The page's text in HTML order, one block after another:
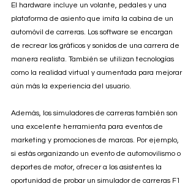
El hardware incluye un volante, pedales y una
plataforma de asiento que imita la cabina de un
automóvil de carreras. Los software se encargan
de recrear los gráficos y sonidos de una carrera de
manera realista. También se utilizan tecnologías
como la realidad virtual y aumentada para mejorar
aún más la experiencia del usuario.
Además, los simuladores de carreras también son
una excelente herramienta para eventos de
marketing y promociones de marcas. Por ejemplo,
si estás organizando un evento de automovilismo o
deportes de motor, ofrecer a los asistentes la
oportunidad de probar un simulador de carreras F1